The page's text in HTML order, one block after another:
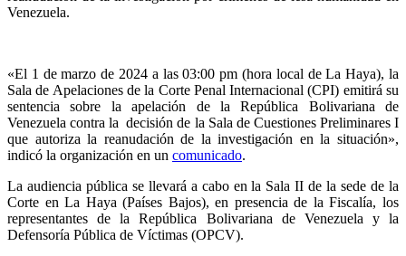
Venezuela.
«El 1 de marzo de 2024 a las 03:00 pm (hora local de La Haya), la
Sala de Apelaciones de la Corte Penal Internacional (CPI) emitirá su
sentencia sobre la apelación de la República Bolivariana de
Venezuela contra la decisión de la Sala de Cuestiones Preliminares I
que autoriza la reanudación de la investigación en la situación»,
indicó la organización en un comunicado.
La audiencia pública se llevará a cabo en la Sala II de la sede de la
Corte en La Haya (Países Bajos), en presencia de la Fiscalía, los
representantes de la República Bolivariana de Venezuela y la
Defensoría Pública de Víctimas (OPCV).